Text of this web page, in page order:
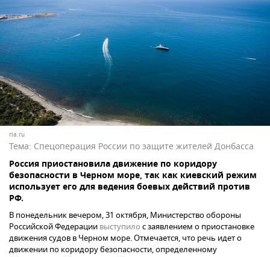
ria.ru
Тема: Спецоперация России по защите жителей Донбасса
Россия приостановила движение по коридору
безопасности в Черном море, так как киевский режим
использует его для ведения боевых действий против
РФ.
В понедельник вечером, 31 октября, Министерство обороны
Российской Федерации выступило с заявлением о приостановке
движения судов в Черном море. Отмечается, что речь идет о
движении по коридору безопасности, определенному